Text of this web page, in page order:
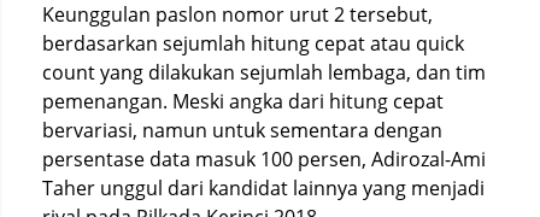
Keunggulan paslon nomor urut 2 tersebut,
berdasarkan sejumlah hitung cepat atau quick
count yang dilakukan sejumlah lembaga, dan tim
pemenangan. Meski angka dari hitung cepat
bervariasi, namun untuk sementara dengan
persentase data masuk 100 persen, Adirozal-Ami
Taher unggul dari kandidat lainnya yang menjadi